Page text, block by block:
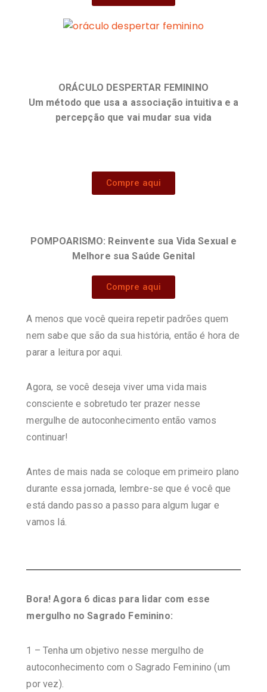
ORÁCULO DESPERTAR FEMININO
Um método que usa a associação intuitiva e a
percepção que vai mudar sua vida
Compre aqui
POMPOARISMO: Reinvente sua Vida Sexual e
Melhore sua Saúde Genital
Compre aqui
A menos que você queira repetir padrões quem
nem sabe que são da sua história, então é hora de
parar a leitura por aqui.
Agora, se você deseja viver uma vida mais
consciente e sobretudo ter prazer nesse
mergulhe de autoconhecimento então vamos
continuar!
Antes de mais nada se coloque em primeiro plano
durante essa jornada, lembre-se que é você que
está dando passo a passo para algum lugar e
vamos lá.
Bora! Agora 6 dicas para lidar com esse
mergulho no Sagrado Feminino:
1 – Tenha um objetivo nesse mergulho de
autoconhecimento com o Sagrado Feminino (um
por vez).